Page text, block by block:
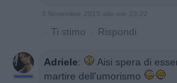
3 Novembre 2015 alle ore 23:22
· Ti stimo · Rispondi
Adriele:
Aisi spera di
martire dell'umorismo